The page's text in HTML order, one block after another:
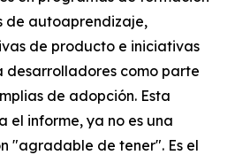
de autoaprendizaje,
de producto e iniciativas
como parte
de adopción. Esta
el informe, ya no es una
"agradable de tener". Es el